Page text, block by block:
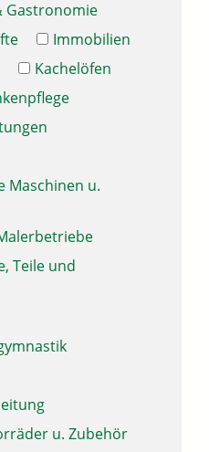
Gastronomie
Immobilien
Kachelöfen
Maschinen u.
Teile und
u. Zubehör